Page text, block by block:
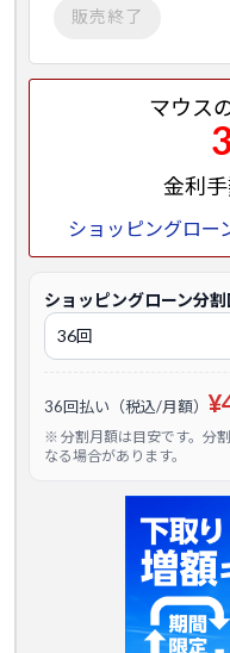
販売終了
マウス
金利
ショッピングロ
ショッピングローン分
36回払い（税込/月額）
※ 分割月額は目安です。分
なる場合があります。